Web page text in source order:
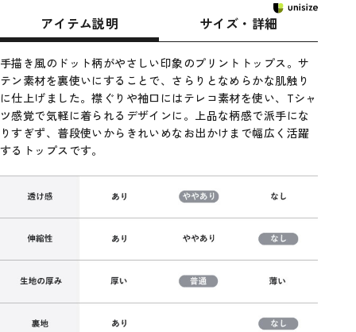
アイテム説明 サイズ・詳細
手描き風のドット柄がやさしい印象のプリントトップス。サ
テン素材を裏使いにすることで、さらりとなめらかな肌触り
に仕上げました。襟ぐりや袖口にはテレコ素材を使い、Tシャ
ツ感覚で気軽に着られるデザインに。上品な柄感で派手にな
りすぎず、普段使いからきれいめなお出かけまで幅広く活躍
するトップスです。